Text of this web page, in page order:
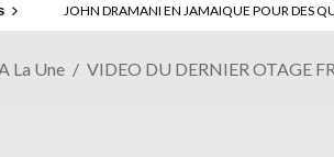
ELECTION DE TALON A LA TETE DU
A La Une VIDEO DU DERNIER OTAGE